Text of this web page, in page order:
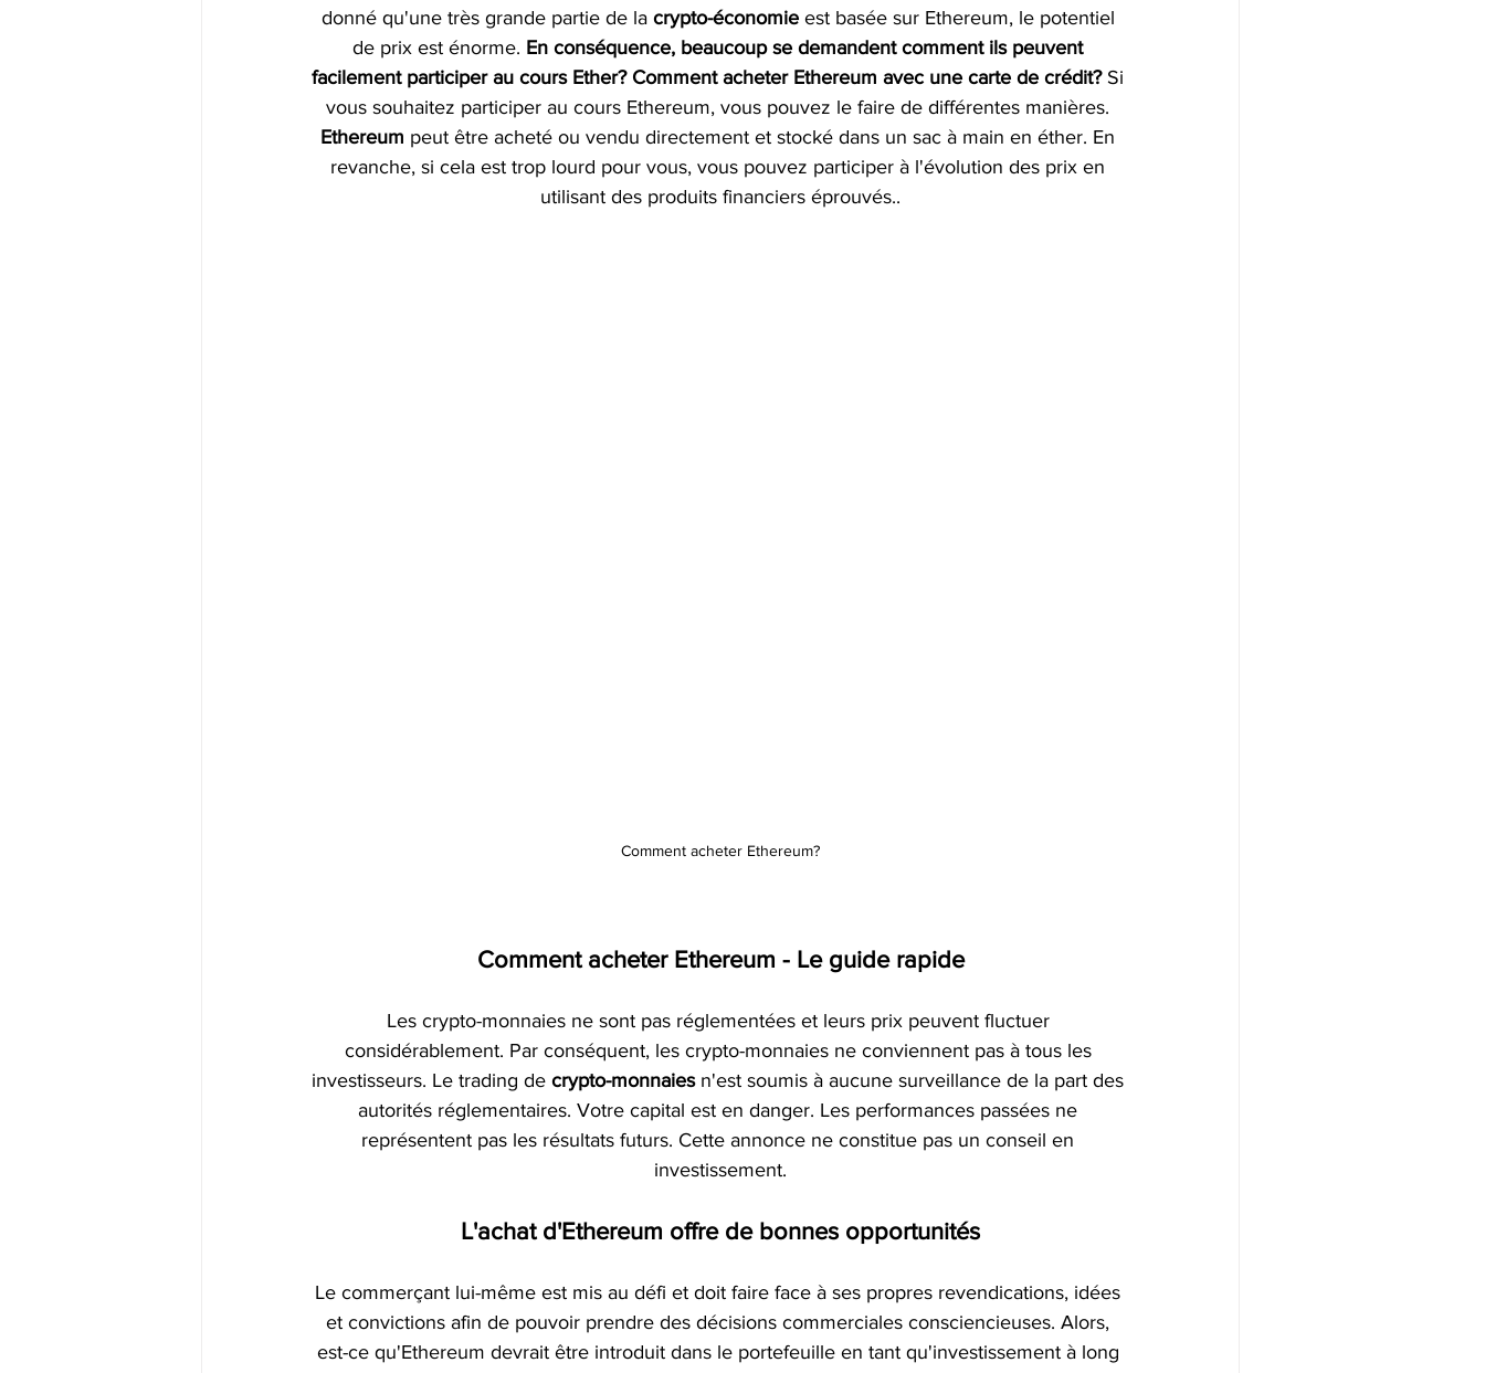
donné qu'une très grande partie de la crypto-économie est basée sur Ethereum, le potentiel
de prix est énorme. En conséquence, beaucoup se demandent comment ils peuvent
facilement participer au cours Ether? Comment acheter Ethereum avec une carte de crédit? Si
vous souhaitez participer au cours Ethereum, vous pouvez le faire de différentes manières.
Ethereum peut être acheté ou vendu directement et stocké dans un sac à main en éther. En
revanche, si cela est trop lourd pour vous, vous pouvez participer à l'évolution des prix en
utilisant des produits financiers éprouvés..
Comment acheter Ethereum?
Comment acheter Ethereum - Le guide rapide
Les crypto-monnaies ne sont pas réglementées et leurs prix peuvent fluctuer
considérablement. Par conséquent, les crypto-monnaies ne conviennent pas à tous les
investisseurs. Le trading de crypto-monnaies n'est soumis à aucune surveillance de la part des
autorités réglementaires. Votre capital est en danger. Les performances passées ne
représentent pas les résultats futurs. Cette annonce ne constitue pas un conseil en
investissement.
L'achat d'Ethereum offre de bonnes opportunités
Le commerçant lui-même est mis au défi et doit faire face à ses propres revendications, idées
et convictions afin de pouvoir prendre des décisions commerciales consciencieuses. Alors,
est-ce qu'Ethereum devrait être introduit dans le portefeuille en tant qu'investissement à long